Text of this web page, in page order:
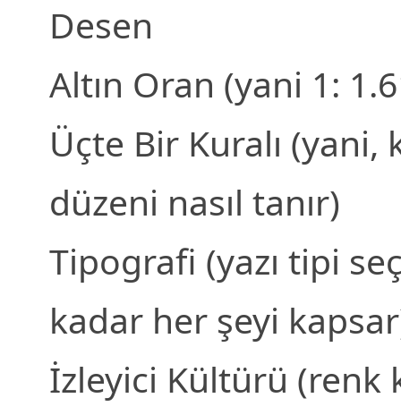
Desen
Altın Oran (yani 1:
Üçte Bir Kuralı (yani,
düzeni nasıl tanır)
Tipografi (yazı tipi
kadar her şeyi
İzleyici Kültürü (renk